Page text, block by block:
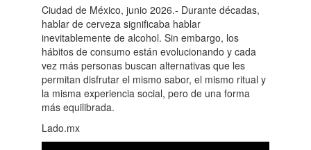
Ciudad de México, junio 2026.- Durante décadas,
hablar de cerveza significaba hablar
inevitablemente de alcohol. Sin embargo, los
hábitos de consumo están evolucionando y cada
vez más personas buscan alternativas que les
permitan disfrutar el mismo sabor, el mismo ritual y
la misma experiencia social, pero de una forma
más equilibrada.
Lado.mx